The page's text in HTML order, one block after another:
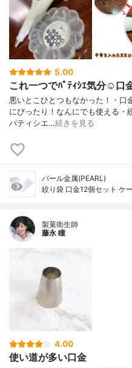
5.00
これ一つでﾊﾟﾃｨｼｴ気分☺️口
悪いとこひとつもなかった！・
にぴったり！なんにでも使える
パティシエ…続きを見る
パール金属(PEARL)
絞り袋 口金12個セット ケ
製菓衛生師
藤永 瞳
4.00
使い道が多い口金